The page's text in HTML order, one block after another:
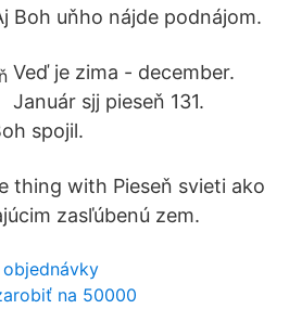
Boh uňho nájde podnájom.
Veď je zima - december.
Január sjj pieseň 131.
spojil.
thing with Pieseň svieti ako
zasľúbenú zem.
na 50000